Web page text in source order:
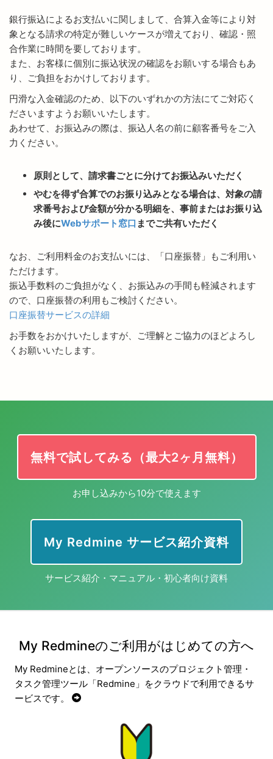
銀行振込によるお支払いに関しまして、合算入金等により対
象となる請求の特定が難しいケースが増えており、確認・照
合作業に時間を要しております。
また、お客様に個別に振込状況の確認をお願いする場合もあ
り、ご負担をおかけしております。
円滑な入金確認のため、以下のいずれかの方法にてご対応く
ださいますようお願いいたします。
あわせて、お振込みの際は、振込人名の前に顧客番号をご入
力ください。
原則として、請求書ごとに分けてお振込みいただく
やむを得ず合算でのお振り込みとなる場合は、対象の請
求番号および金額が分かる明細を、事前またはお振り込
み後にWebサポート窓口 までご共有いただく
なお、ご利用料金のお支払いには、「口座振替」もご利用い
ただけます。
振込手数料のご負担がなく、お振込みの手間も軽減されます
ので、口座振替の利用もご検討ください。
口座振替サービスの詳細
お手数をおかけいたしますが、ご理解とご協力のほどよろし
くお願いいたします。
無料で試してみる（最大2ヶ月無料）
お申し込みから10分で使えます
My Redmine サービス紹介資料
サービス紹介・マニュアル・初心者向け資料
My Redmineのご利用がはじめての方へ
My Redmineとは、オープンソースのプロジェクト管理・
タスク管理ツール「Redmine」をクラウドで利用できるサ
ービスです。